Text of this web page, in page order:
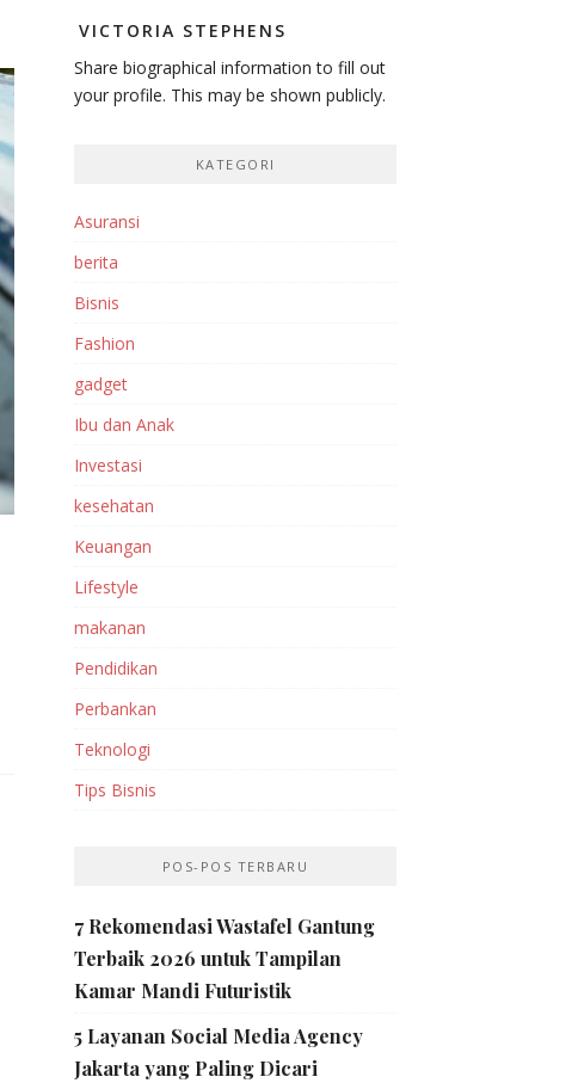
VICTORIA STEPHENS
Share biographical information to fill out
your profile. This may be shown publicly.
KATEGORI
Asuransi
berita
Bisnis
Fashion
gadget
Ibu dan Anak
Investasi‎
kesehatan
Keuangan
Lifestyle
makanan
Pendidikan
Perbankan‎
Teknologi
Tips Bisnis
POS-POS TERBARU
7 Rekomendasi Wastafel Gantung
Terbaik 2026 untuk Tampilan
Kamar Mandi Futuristik
5 Layanan Social Media Agency
Jakarta yang Paling Dicari